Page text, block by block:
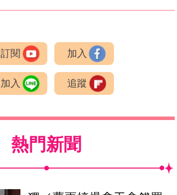
訂閱 加入
加入 追蹤
熱門新聞